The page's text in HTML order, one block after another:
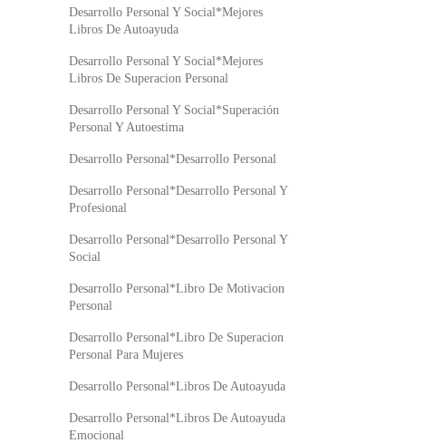
Desarrollo Personal Y Social*Mejores
Libros De Autoayuda
Desarrollo Personal Y Social*Mejores
Libros De Superacion Personal
Desarrollo Personal Y Social*Superación
Personal Y Autoestima
Desarrollo Personal*Desarrollo Personal
Desarrollo Personal*Desarrollo Personal Y
Profesional
Desarrollo Personal*Desarrollo Personal Y
Social
Desarrollo Personal*Libro De Motivacion
Personal
Desarrollo Personal*Libro De Superacion
Personal Para Mujeres
Desarrollo Personal*Libros De Autoayuda
Desarrollo Personal*Libros De Autoayuda
Emocional